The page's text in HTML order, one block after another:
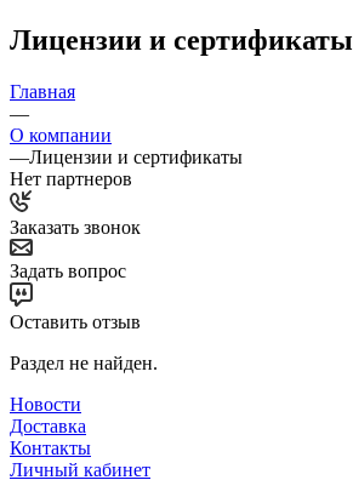
Лицензии и сертификаты
Главная
—
О компании
—Лицензии и сертификаты
Нет партнеров
Заказать звонок
Задать вопрос
Оставить отзыв
Раздел не найден.
Новости
Доставка
Контакты
Личный кабинет